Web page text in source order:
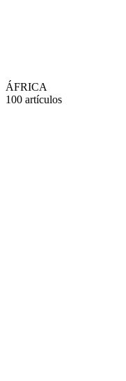
ÁFRICA
100 artículos